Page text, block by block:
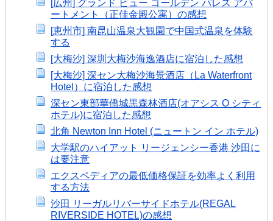
[広州] グランド ビュー ゴールデン パレス アパ
ートメント（正佳金殿公寓）の感想
[恵州市] 南昆山温泉大観園で中国式温泉を体験
する
[大梅沙] 深圳大梅沙海逸酒店に宿泊した感想
[大梅沙] 深セン大梅沙海景酒店（La Waterfront
Hotel）に宿泊した感想
深セン東部華僑城黒森林酒店(オアシス O シティ
ホテル)に宿泊した感想
北角 Newton Inn Hotel (ニュートン イン ホテル)
大学駅のハイアット リージェンシー香港 沙田に
は要注意
エクスペディアの最低価格保証を効率よく利用
する方法
沙田 リーガルリバーサイドホテル(REGAL
RIVERSIDE HOTEL)の感想